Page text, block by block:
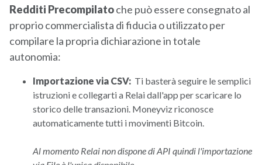
Redditi Precompilatoche può essere consegnato al
proprio commercialista di fiducia o utilizzato per
compilare la propria dichiarazione in totale
autonomia:
Importazione via CSV: Ti basterà seguire le semplici
istruzioni e collegarti a Relai dall'app per scaricare lo
storico delle transazioni. Moneyviz riconosce
automaticamente tutti i movimenti Bitcoin.
Al momento Relai non dispone di API quindi l'importazione